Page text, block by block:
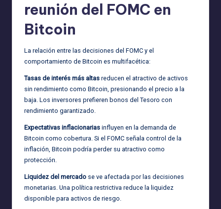
reunión del FOMC en
Bitcoin
La relación entre las decisiones del FOMC y el
comportamiento de Bitcoin es multifacética:
Tasas de interés más altas reducen el atractivo de activos
sin rendimiento como Bitcoin, presionando el precio a la
baja. Los inversores prefieren bonos del Tesoro con
rendimiento garantizado.
Expectativas inflacionarias influyen en la demanda de
Bitcoin como cobertura. Si el FOMC señala control de la
inflación, Bitcoin podría perder su atractivo como
protección.
Liquidez del mercado se ve afectada por las decisiones
monetarias. Una política restrictiva reduce la liquidez
disponible para activos de riesgo.